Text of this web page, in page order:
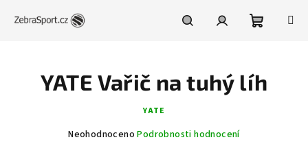
košík
YATE Vařič na tuhý líh
YATE
Průměrné
Neohodnoceno Podrobnosti hodnocení